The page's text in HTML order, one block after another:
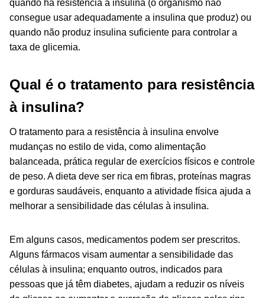
quando há resistência à insulina (o organismo não
consegue usar adequadamente a insulina que produz) ou
quando não produz insulina suficiente para controlar a
taxa de glicemia.
Qual é o tratamento para resistência
à insulina?
O tratamento para a resistência à insulina envolve
mudanças no estilo de vida, como alimentação
balanceada, prática regular de exercícios físicos e controle
de peso. A dieta deve ser rica em fibras, proteínas magras
e gorduras saudáveis, enquanto a atividade física ajuda a
melhorar a sensibilidade das células à insulina.
Em alguns casos, medicamentos podem ser prescritos.
Alguns fármacos visam aumentar a sensibilidade das
células à insulina; enquanto outros, indicados para
pessoas que já têm diabetes, ajudam a reduzir os níveis